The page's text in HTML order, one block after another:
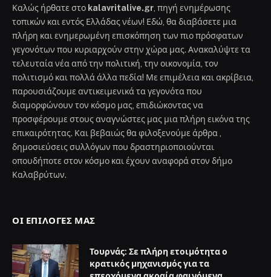
Καλώς ήρθατε στο kalavritalive.gr , πηγή ενημέρωσης
τοπικών και εντός Ελλάδας νέων! Εδώ, θα διαβάσετε μια
πλήρη και ενημερωμένη επισκόπηση των πιο πρόσφατων
γεγονότων που κυριαρχούν στην χώρα μας. Ανακαλύψτε τα
τελευταία νέα από την πολιτική, την οικονομία, τον
πολιτισμό και πολλά άλλα πεδία! Με επιμέλεια και ακρίβεια,
παρουσιάζουμε αντικειμενικά τα γεγονότα που
διαμορφώνουν τον κόσμο μας, επιδιώκοντας να
προσφέρουμε στους αναγνώστες μας μια πλήρη εικόνα της
επικαιρότητας. Και βεβαιώς θα φιλοξενούμε άρθρα ,
δημοσιεύσεις συλλόγων που δραστηριοποιούνται
οπουδήποτε στον κόσμο και έχουν αναφορά στον δήμο
Καλαβρύτων.
ΟΙ ΕΠΙΛΟΓΈΣ ΜΑΣ
Τουρνάς: Σε πλήρη ετοιμότητα ο
κρατικός μηχανισμός για τα